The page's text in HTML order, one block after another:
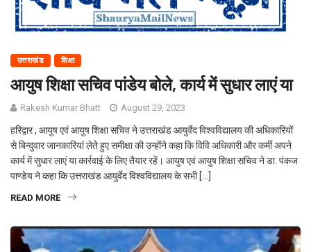
उत्तराखंड शिक्षा
आयुष शिक्षा सचिव पांडेय बोले, कार्य में सुधार लाएं या
Rakesh Kumar Bhatt August 29, 2023
हरिद्वार , आयुष एवं आयुष शिक्षा सचिव ने उत्तराखंड आयुर्वेद विश्वविद्यालय की अधिकारियों
से बिन्दुवार जानकारियां लेते हुए समीक्षा की उन्होंने कहा कि विवि अधिकारी और कर्मी अपने
कार्य में सुधार लाएं या कार्रवाई के लिए तैयार रहें। आयुष एवं आयुष शिक्षा सचिव ने डा. पंकज
पाण्डेय ने कहा कि उत्तराखंड आयुर्वेद विश्वविद्यालय के सभी […]
READ MORE